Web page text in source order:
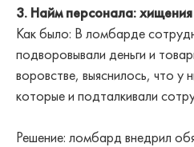
3. Найм персонала:
Как было: В ломбарде
подворовывали деньги и
воровстве, выяснилось, что у
которые и подталкивали
Решение: ломбард внедрил